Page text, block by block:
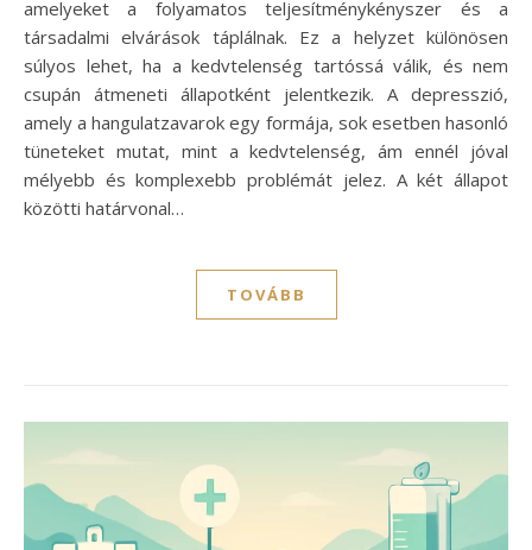
amelyeket a folyamatos teljesítménykényszer és a
társadalmi elvárások táplálnak. Ez a helyzet különösen
súlyos lehet, ha a kedvtelenség tartóssá válik, és nem
csupán átmeneti állapotként jelentkezik. A depresszió,
amely a hangulatzavarok egy formája, sok esetben hasonló
tüneteket mutat, mint a kedvtelenség, ám ennél jóval
mélyebb és komplexebb problémát jelez. A két állapot
közötti határvonal…
TOVÁBB